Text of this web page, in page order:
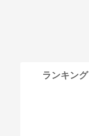
ランキング